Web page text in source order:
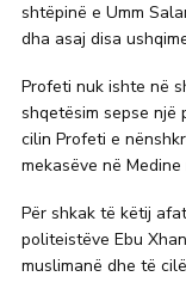
shtëpinë e Umm
dha asaj disa
Profeti nuk ishte në
shqetësim sepse një
cilin Profeti e
mekasëve në
Për shkak të këtij
politeistëve Ebu
muslimanë dhe të